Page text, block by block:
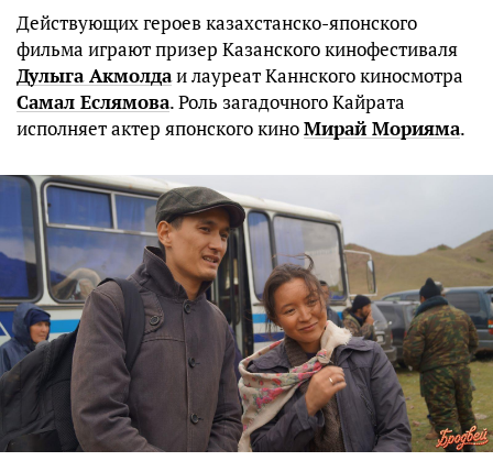
Действующих героев казахстанско-японского
фильма играют призер Казанского кинофестиваля
Дулыга Акмолдаи лауреат Каннского киносмотра
Самал Еслямова. Роль загадочного Кайрата
исполняет актер японского киноМирай Морияма.